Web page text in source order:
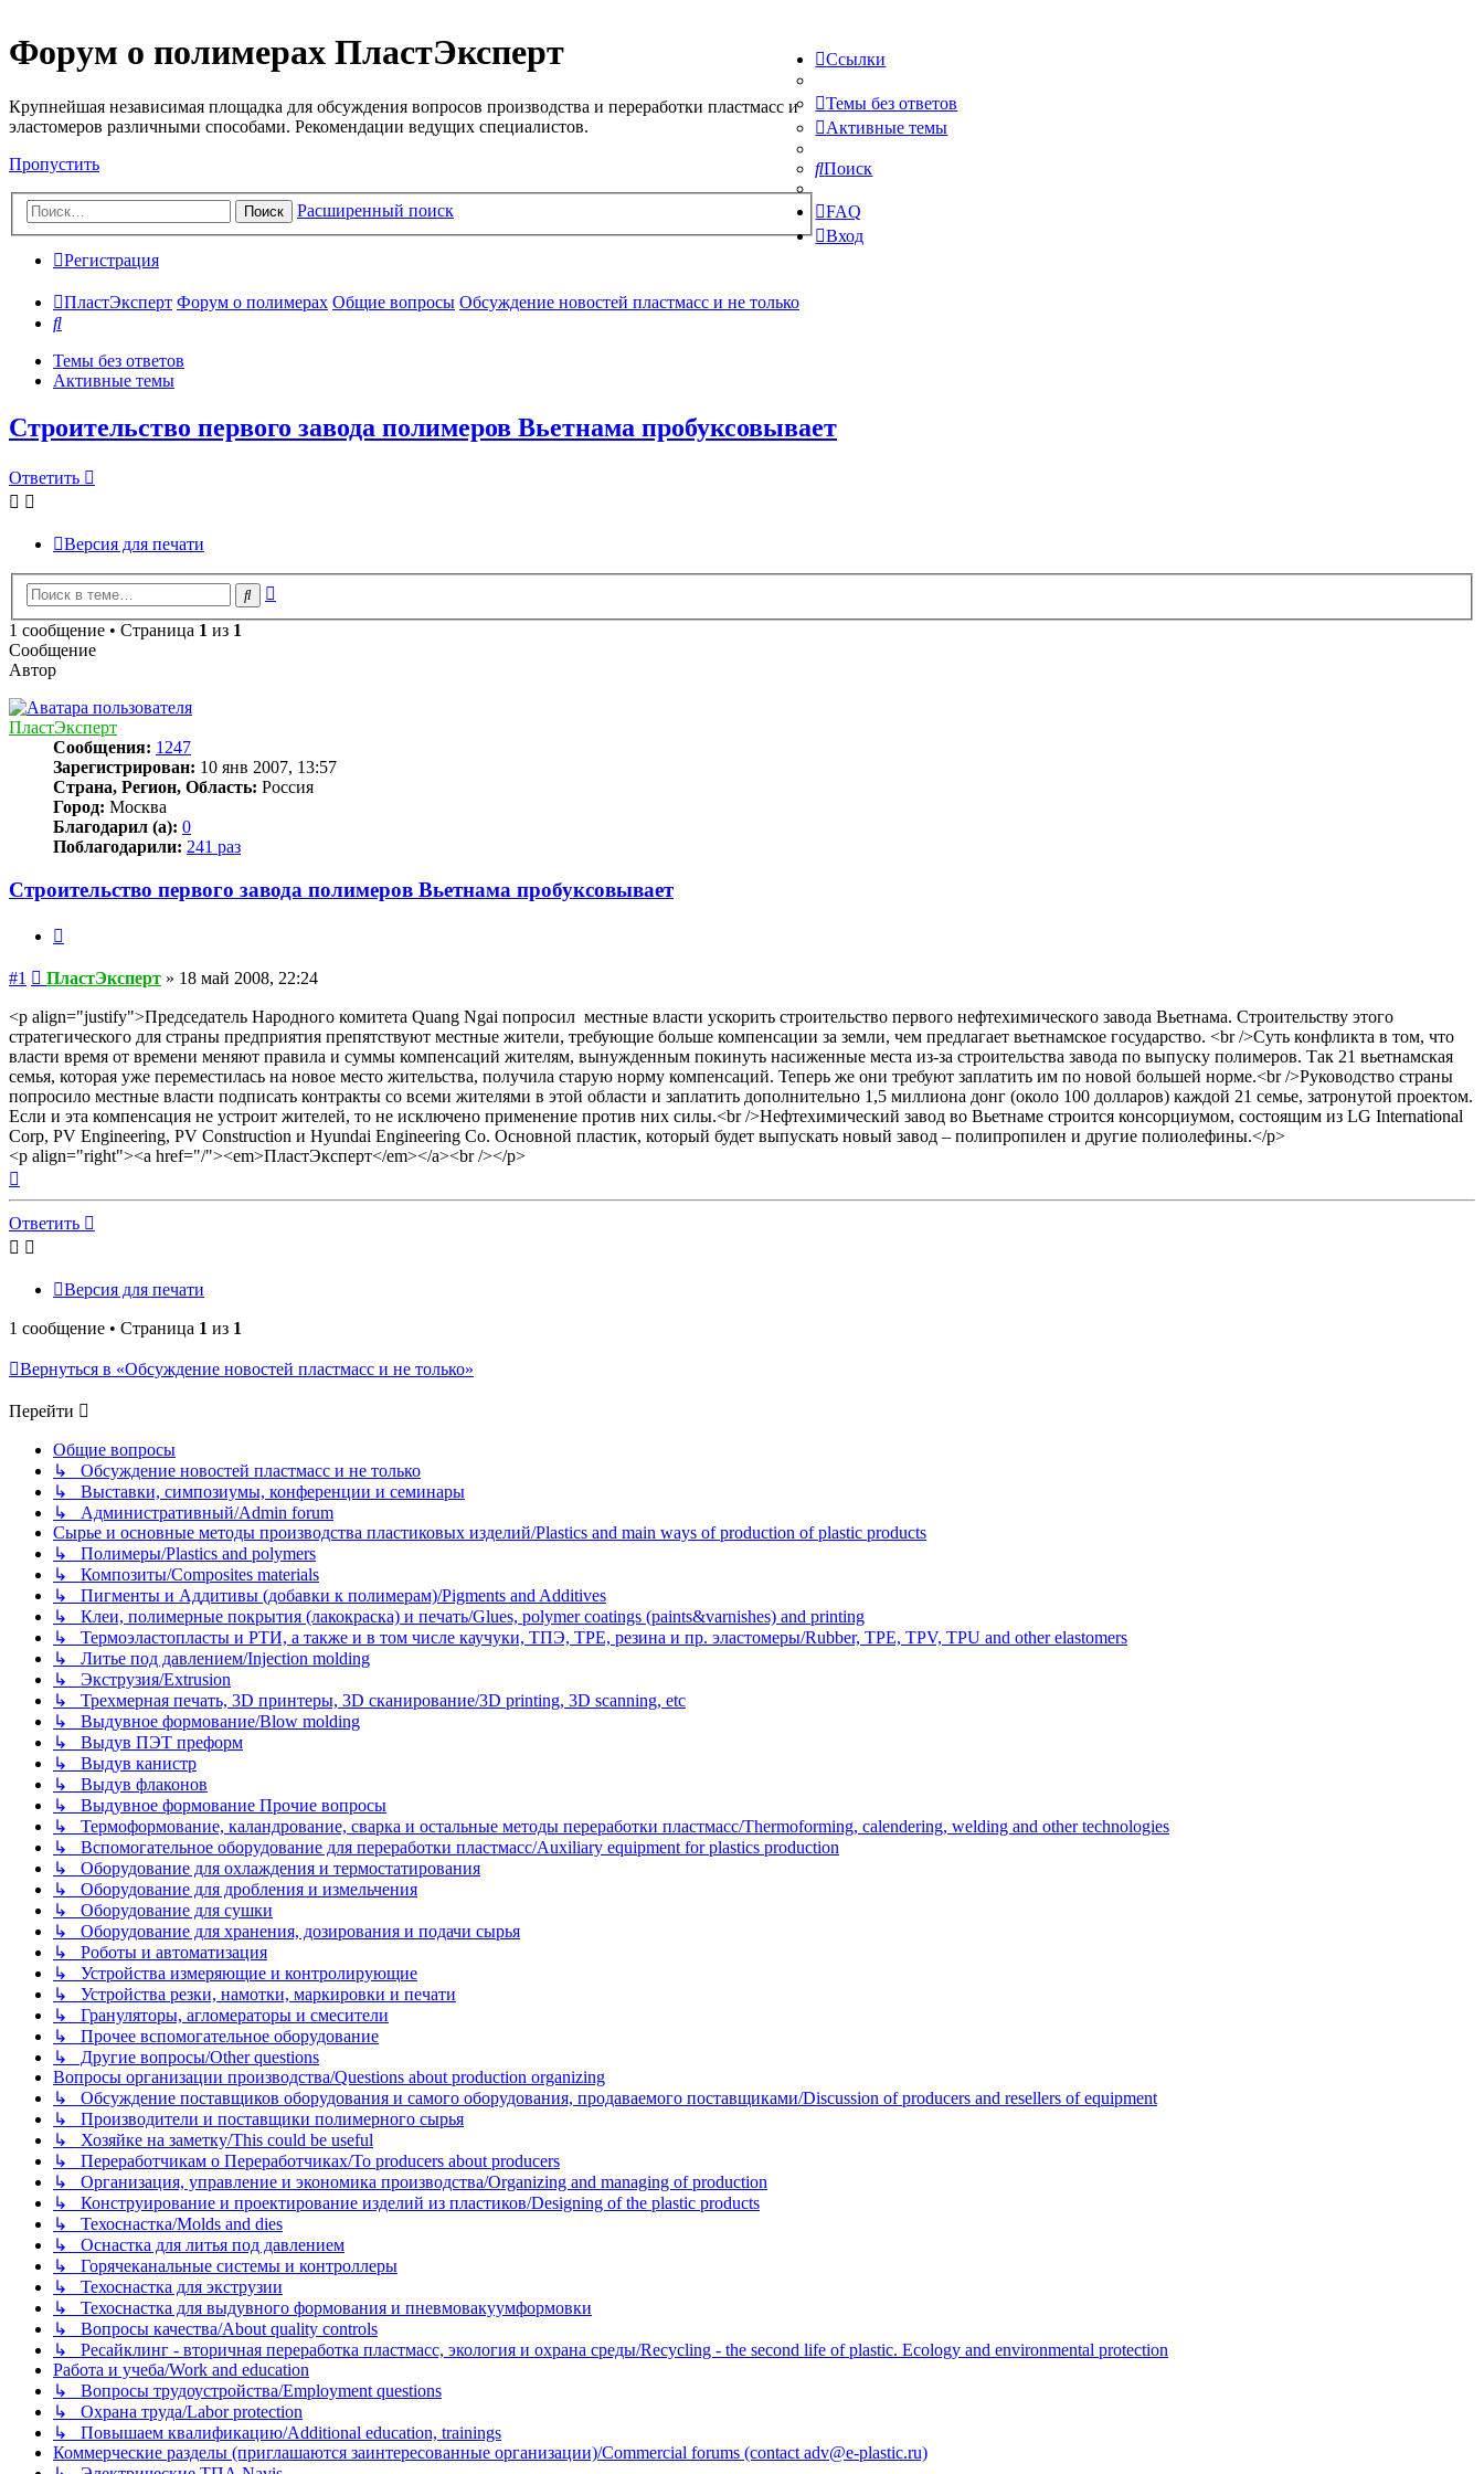
Форум о полимерах ПластЭксперт
Крупнейшая независимая площадка для обсуждения вопросов производства и переработки пластмасс и
эластомеров различными способами. Рекомендации ведущих специалистов.
Пропустить
Поиск Расширенный поиск
Ссылки
Темы без ответов
Активные темы
Поиск
FAQ
Вход
Регистрация
ПластЭксперт Форум о полимерах Общие вопросы Обсуждение новостей пластмасс и не только
Поиск
Темы без ответов
Активные темы
Строительство первого завода полимеров Вьетнама пробуксовывает
Ответить
Версия для печати
Поиск
1 сообщение • Страница 1 из 1
Сообщение
Автор
ПластЭксперт
Сообщения: 1247
Зарегистрирован: 10 янв 2007, 13:57
Страна, Регион, Область: Россия
Город: Москва
Благодарил (а): 0
Поблагодарили: 241 раз
Строительство первого завода полимеров Вьетнама пробуксовывает
#1 Сообщение
ПластЭксперт » 18 май 2008, 22:24
<p align="justify">Председатель Народного комитета Quang Ngai попросил местные власти ускорить строительство первого нефтехимического завода Вьетнама. Строительству этого
стратегического для страны предприятия препятствуют местные жители, требующие больше компенсации за земли, чем предлагает вьетнамское государство. <br />Суть конфликта в том, что
власти время от времени меняют правила и суммы компенсаций жителям, вынужденным покинуть насиженные места из-за строительства завода по выпуску полимеров. Так 21 вьетнамская
семья, которая уже переместилась на новое место жительства, получила старую норму компенсаций. Теперь же они требуют заплатить им по новой большей норме.<br />Руководство страны
попросило местные власти подписать контракты со всеми жителями в этой области и заплатить дополнительно 1,5 миллиона донг (около 100 долларов) каждой 21 семье, затронутой проектом.
Если и эта компенсация не устроит жителей, то не исключено применение против них силы.<br />Нефтехимический завод во Вьетнаме строится консорциумом, состоящим из LG International
Corp, PV Engineering, PV Construction и Hyundai Engineering Co. Основной пластик, который будет выпускать новый завод – полипропилен и другие полиолефины.</p>
<p align="right"><a href="/"><em>ПластЭксперт</em></a><br /></p>
началу
Ответить
Версия для печати
1 сообщение • Страница 1 из 1
Вернуться в «Обсуждение новостей пластмасс и не только»
Перейти
Общие вопросы
↳ Обсуждение новостей пластмасс и не только
↳ Выставки, симпозиумы, конференции и семинары
↳ Административный/Admin forum
Сырье и основные методы производства пластиковых изделий/Plastics and main ways of production of plastic products
↳ Полимеры/Plastics and polymers
↳ Композиты/Сomposites materials
↳ Пигменты и Аддитивы (добавки к полимерам)/Pigments and Additives
↳ Клеи, полимерные покрытия (лакокраска) и печать/Glues, polymer coatings (paints&varnishes) and printing
↳ Термоэластопласты и РТИ, а также и в том числе каучуки, ТПЭ, TPE, резина и пр. эластомеры/Rubber, TPE, TPV, TPU and other elastomers
↳ Литье под давлением/Injection molding
↳ Экструзия/Extrusion
↳ Трехмерная печать, 3D принтеры, 3D сканирование/3D printing, 3D scanning, etc
↳ Выдувное формование/Blow molding
↳ Выдув ПЭТ преформ
↳ Выдув канистр
↳ Выдув флаконов
↳ Выдувное формование Прочие вопросы
↳ Термоформование, каландрование, сварка и остальные методы переработки пластмасс/Thermoforming, calendering, welding and other technologies
↳ Вспомогательное оборудование для переработки пластмасс/Auxiliary equipment for plastics production
↳ Оборудование для охлаждения и термостатирования
↳ Оборудование для дробления и измельчения
↳ Оборудование для сушки
↳ Оборудование для хранения, дозирования и подачи сырья
↳ Роботы и автоматизация
↳ Устройства измеряющие и контролирующие
↳ Устройства резки, намотки, маркировки и печати
↳ Грануляторы, агломераторы и смесители
↳ Прочее вспомогательное оборудование
↳ Другие вопросы/Other questions
Вопросы организации производства/Questions about production organizing
↳ Обсуждение поставщиков оборудования и самого оборудования, продаваемого поставщиками/Discussion of producers and resellers of equipment
↳ Производители и поставщики полимерного сырья
↳ Хозяйке на заметку/This could be useful
↳ Переработчикам о Переработчиках/To producers about producers
↳ Организация, управление и экономика производства/Organizing and managing of production
↳ Конструирование и проектирование изделий из пластиков/Designing of the plastic products
↳ Техоснастка/Molds and dies
↳ Оснастка для литья под давлением
↳ Горячеканальные системы и контроллеры
↳ Техоснастка для экструзии
↳ Техоснастка для выдувного формования и пневмовакуумформовки
↳ Вопросы качества/About quality controls
↳ Ресайклинг - вторичная переработка пластмасс, экология и охрана среды/Recycling - the second life of plastic. Ecology and environmental protection
Работа и учеба/Work and education
↳ Вопросы трудоустройства/Employment questions
↳ Охрана труда/Labor protection
↳ Повышаем квалификацию/Additional education, trainings
Коммерческие разделы (приглашаются заинтересованные организации)/Commercial forums (contact adv@e-plastic.ru)